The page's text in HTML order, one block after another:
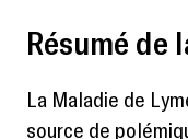
Résumé de
La Maladie de
source de